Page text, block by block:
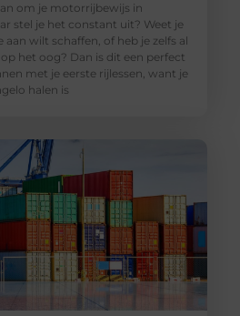
om je motorrijbewijs in
stel je het constant uit? Weet je
aan wilt schaffen, of heb je zelfs al
het oog? Dan is dit een perfect
met je eerste rijlessen, want je
halen is